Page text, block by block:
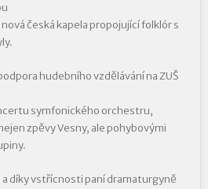
česká kapela propojující folklór s
hudebního vzdělávání na ZUŠ
symfonického orchestru,
zpěvy Vesny, ale pohybovými
a díky vstřícnosti paní dramaturgyně